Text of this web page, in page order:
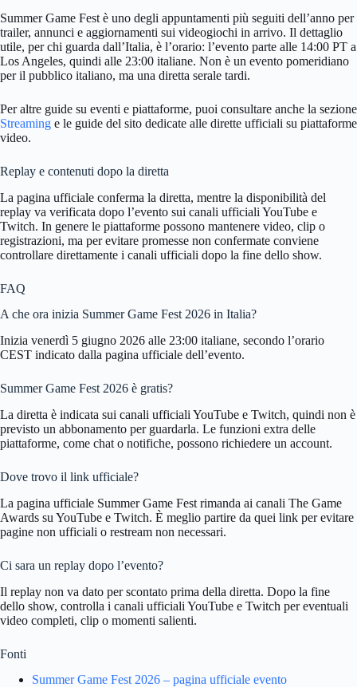
Summer Game Fest è uno degli appuntamenti più seguiti dell’anno per
trailer, annunci e aggiornamenti sui videogiochi in arrivo. Il dettaglio
utile, per chi guarda dall’Italia, è l’orario: l’evento parte alle 14:00 PT a
Los Angeles, quindi alle 23:00 italiane. Non è un evento pomeridiano
per il pubblico italiano, ma una diretta serale tardi.
Per altre guide su eventi e piattaforme, puoi consultare anche la sezione
Streaming e le guide del sito dedicate alle dirette ufficiali su piattaforme
video.
Replay e contenuti dopo la diretta
La pagina ufficiale conferma la diretta, mentre la disponibilità del
replay va verificata dopo l’evento sui canali ufficiali YouTube e
Twitch. In genere le piattaforme possono mantenere video, clip o
registrazioni, ma per evitare promesse non confermate conviene
controllare direttamente i canali ufficiali dopo la fine dello show.
FAQ
A che ora inizia Summer Game Fest 2026 in Italia?
Inizia venerdì 5 giugno 2026 alle 23:00 italiane, secondo l’orario
CEST indicato dalla pagina ufficiale dell’evento.
Summer Game Fest 2026 è gratis?
La diretta è indicata sui canali ufficiali YouTube e Twitch, quindi non è
previsto un abbonamento per guardarla. Le funzioni extra delle
piattaforme, come chat o notifiche, possono richiedere un account.
Dove trovo il link ufficiale?
La pagina ufficiale Summer Game Fest rimanda ai canali The Game
Awards su YouTube e Twitch. È meglio partire da quei link per evitare
pagine non ufficiali o restream non necessari.
Ci sara un replay dopo l’evento?
Il replay non va dato per scontato prima della diretta. Dopo la fine
dello show, controlla i canali ufficiali YouTube e Twitch per eventuali
video completi, clip o momenti salienti.
Fonti
Summer Game Fest 2026 – pagina ufficiale evento